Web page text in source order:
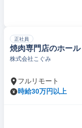
正社員
焼肉専門店のホー
株式会社こぐみ
フルリモート
時給30万円以上